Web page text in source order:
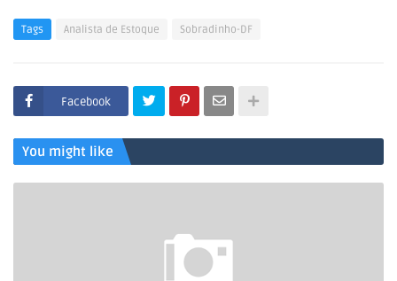
Tags Analista de Estoque Sobradinho-DF
Facebook
You might like